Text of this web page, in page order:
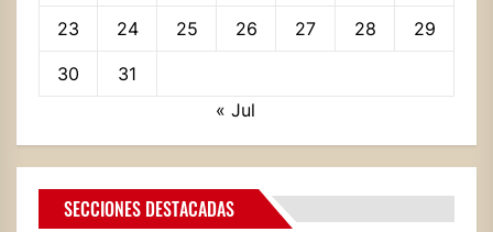
23 24 25 26 27 28 29
30
31
« Jul
SECCIONES DESTACADAS